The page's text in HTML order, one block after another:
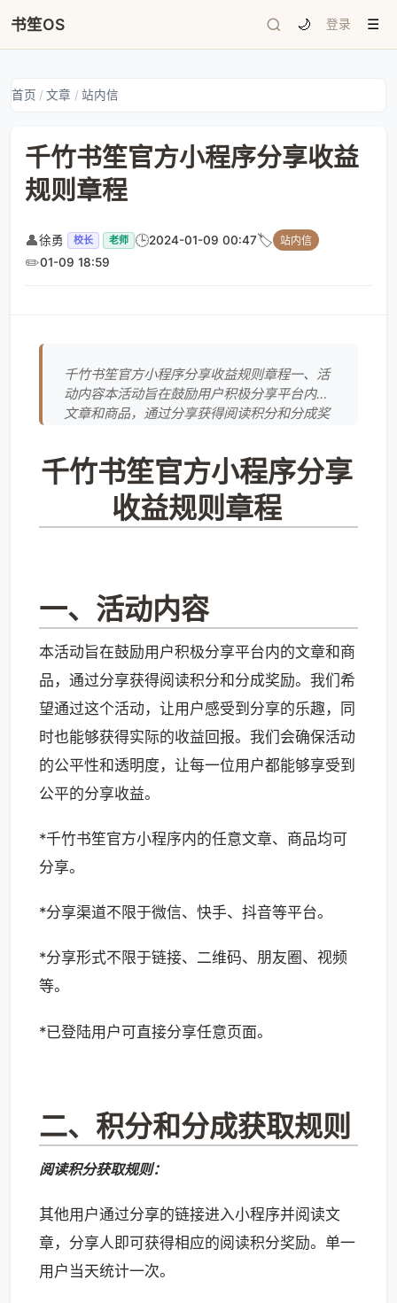
书笙OS 🌙 登录 ☰
首页 / 文章 / 站内信
千竹书笙官方小程序分享收益
规则章程
👤徐勇 校长 老师 🕒2024-01-09 00:47🏷️ 站内信
✏️01-09 18:59
千竹书笙官方小程序分享收益规则章程一、活
动内容本活动旨在鼓励用户积极分享平台内的
文章和商品，通过分享获得阅读积分和分成奖
我们会确保活动的公平性和透明度，让每一位
用户都能够享受到公平的分享收益。*千竹书笙
官方小程序内的任意文章、商品均可分享。*分
享渠道不限于微信、快手、抖音等平台。*分享
千竹书笙官方小程序分享
收益规则章程
一、活动内容
本活动旨在鼓励用户积极分享平台内的文章和商
品，通过分享获得阅读积分和分成奖励。我们希
望通过这个活动，让用户感受到分享的乐趣，同
时也能够获得实际的收益回报。我们会确保活动
的公平性和透明度，让每一位用户都能够享受到
公平的分享收益。
*千竹书笙官方小程序内的任意文章、商品均可
分享。
*分享渠道不限于微信、快手、抖音等平台。
*分享形式不限于链接、二维码、朋友圈、视频
等。
*已登陆用户可直接分享任意页面。
二、积分和分成获取规则
阅读积分获取规则：
其他用户通过分享的链接进入小程序并阅读文
章，分享人即可获得相应的阅读积分奖励。单一
用户当天统计一次。